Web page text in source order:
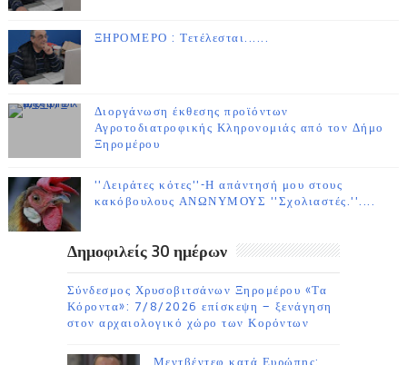
ΞΗΡΟΜΕΡΟ : Τετέλεσται......
Διοργάνωση έκθεσης προϊόντων
Αγροτοδιατροφικής Κληρονομιάς από τον Δήμο
Ξηρομέρου
''Λειράτες κότες''-Η απάντησή μου στους
κακόβουλους ΑΝΩΝΥΜΟΥΣ ''Σχολιαστές.''....
Δημοφιλείς 30 ημέρων
Σύνδεσμος Χρυσοβιτσάνων Ξηρομέρου «Τα
Κόροντα»: 7/8/2026 επίσκεψη – ξενάγηση
στον αρχαιολογικό χώρο των Κορόντων